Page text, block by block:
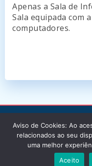
Apenas a Sala de
Sala equipada com
computadores.
© Instituto de
Aviso de Cookies: Ao
relacionados ao seu
uma melhor
Aceito